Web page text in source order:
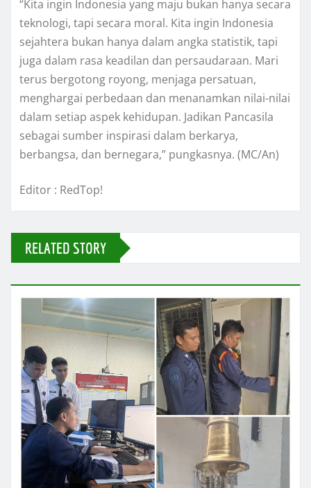
“Kita ingin Indonesia yang maju bukan hanya secara
teknologi, tapi secara moral. Kita ingin Indonesia
sejahtera bukan hanya dalam angka statistik, tapi
juga dalam rasa keadilan dan persaudaraan. Mari
terus bergotong royong, menjaga persatuan,
menghargai perbedaan dan menanamkan nilai-nilai
dalam setiap aspek kehidupan. Jadikan Pancasila
sebagai sumber inspirasi dalam berkarya,
berbangsa, dan bernegara,” pungkasnya. (MC/An)
Editor : RedTop!
RELATED STORY